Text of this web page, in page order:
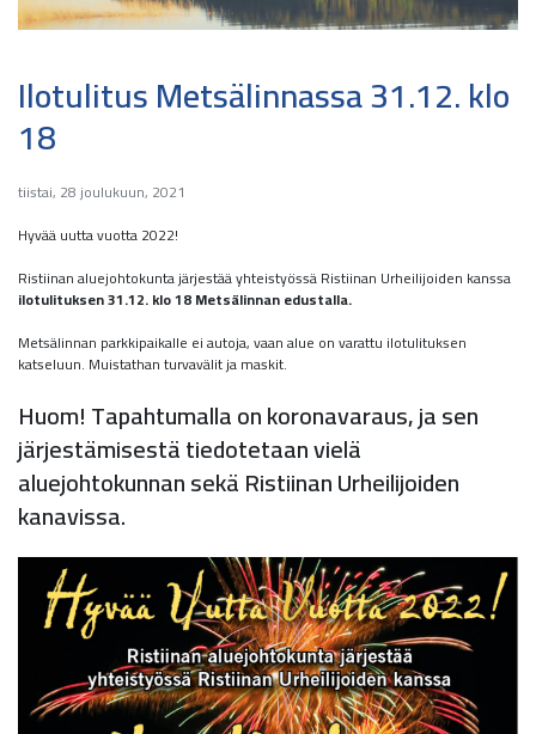
Ilotulitus Metsälinnassa 31.12. klo
18
tiistai, 28 joulukuun, 2021
Hyvää uutta vuotta 2022!
Ristiinan aluejohtokunta järjestää yhteistyössä Ristiinan Urheilijoiden kanssa
ilotulituksen 31.12. klo 18 Metsälinnan edustalla.
Metsälinnan parkkipaikalle ei autoja, vaan alue on varattu ilotulituksen
katseluun. Muistathan turvavälit ja maskit.
Huom! Tapahtumalla on koronavaraus, ja sen
järjestämisestä tiedotetaan vielä
aluejohtokunnan sekä Ristiinan Urheilijoiden
kanavissa.